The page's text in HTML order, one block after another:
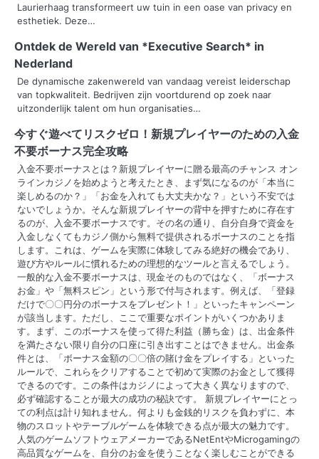
g
a
t
i
o
n
Laurierhaag transformeert uw tuin in een oase van privacy en
esthetiek. Deze…
Ontdek de Wereld van *Executive Search* in
Nederland
De dynamische zakenwereld van vandaag vereist leiderschap
van topkwaliteit. Bedrijven zijn voortdurend op zoek naar
uitzonderlijk talent om hun organisaties…
今すぐ遊べてリスクゼロ！新規プレイヤーのための入金
不要ボーナス完全攻略
入金不要ボーナスとは？新規プレイヤーに贈る最高のチャンス オン
ラインカジノを始めようと考えたとき、まず気になるのが「本当に
楽しめるのか？」「お金を入れても大丈夫かな？」という不安では
ないでしょうか。そんな新規プレイヤーの背中を押すために存在す
るのが、入金不要ボーナスです。その名の通り、自分自身で資金を
入金しなくてもカジノ側から無料で提供されるボーナスのことを指
します。これは、ゲームを実際に体験してみる絶好の機会であり、
遊び方やルールに慣れるための理想的なツールと言えるでしょう。
一般的な入金不要ボーナスは、現金そのものではなく、「ボーナス
お金」や「無料スピン」という形で付与されます。例えば、「登録
だけで〇〇円分のボーナスをプレゼント！」といったキャンペーン
が該当します。ただし、ここで重要なポイントがいくつかありま
す。まず、このボーナスを使って得た利益（勝ち金）は、出金条件
を満たさない限り自分の口座に引き出すことはできません。出金条
件とは、「ボーナス金額の〇〇倍の賭け金をプレイする」といった
ルールで、これらをクリアすることで初めて実際のお金として獲得
できるのです。この条件はカジノによって大きく異なりますので、
必ず確認することが最大の成功の秘訣です。 新規プレイヤーにとっ
ての利点は計り知れません。何よりも金銭的リスクを負わずに、本
物のスロットやテーブルゲームを体験できる点が最大の魅力です。
人気のゲームソフトウェアメーカーであるNetEntやMicrogamingの
高品質なゲームを、自分のお金を使うことなく楽しむことができる